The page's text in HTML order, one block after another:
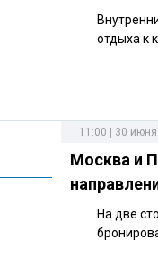
отдыха к
11:00 | 30
Москва и
На две